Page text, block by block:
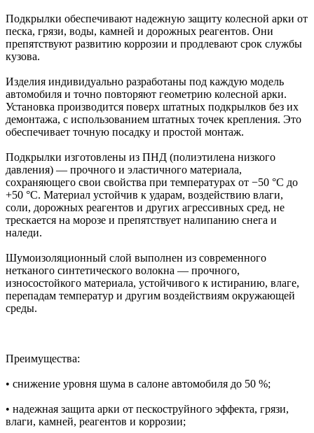
Подкрылки обеспечивают надежную защиту колесной арки от
песка, грязи, воды, камней и дорожных реагентов. Они
препятствуют развитию коррозии и продлевают срок службы
кузова.
Изделия индивидуально разработаны под каждую модель
автомобиля и точно повторяют геометрию колесной арки.
Установка производится поверх штатных подкрылков без их
демонтажа, с использованием штатных точек крепления. Это
обеспечивает точную посадку и простой монтаж.
Подкрылки изготовлены из ПНД (полиэтилена низкого
давления) — прочного и эластичного материала,
сохраняющего свои свойства при температурах от −50 °C до
+50 °C. Материал устойчив к ударам, воздействию влаги,
соли, дорожных реагентов и других агрессивных сред, не
трескается на морозе и препятствует налипанию снега и
наледи.
Шумоизоляционный слой выполнен из современного
нетканого синтетического волокна — прочного,
износостойкого материала, устойчивого к истиранию, влаге,
перепадам температур и другим воздействиям окружающей
среды.
Преимущества:
• снижение уровня шума в салоне автомобиля до 50 %;
• надежная защита арки от пескоструйного эффекта, грязи,
влаги, камней, реагентов и коррозии;